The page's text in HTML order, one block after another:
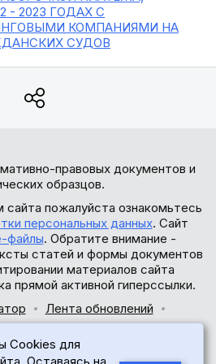
- 2023 ГОДАХ С
КОМПАНИЯМИ НА
СУДОВ
правовых документов и
образцов.
сайта пожалуйста ознакомьтесь
персональных данных. Сайт
файлы. Обратите внимание -
статей и формы документов
материалов сайта
прямой активной гиперссылки.
Лента обновлений
2017-2026
Cookies для